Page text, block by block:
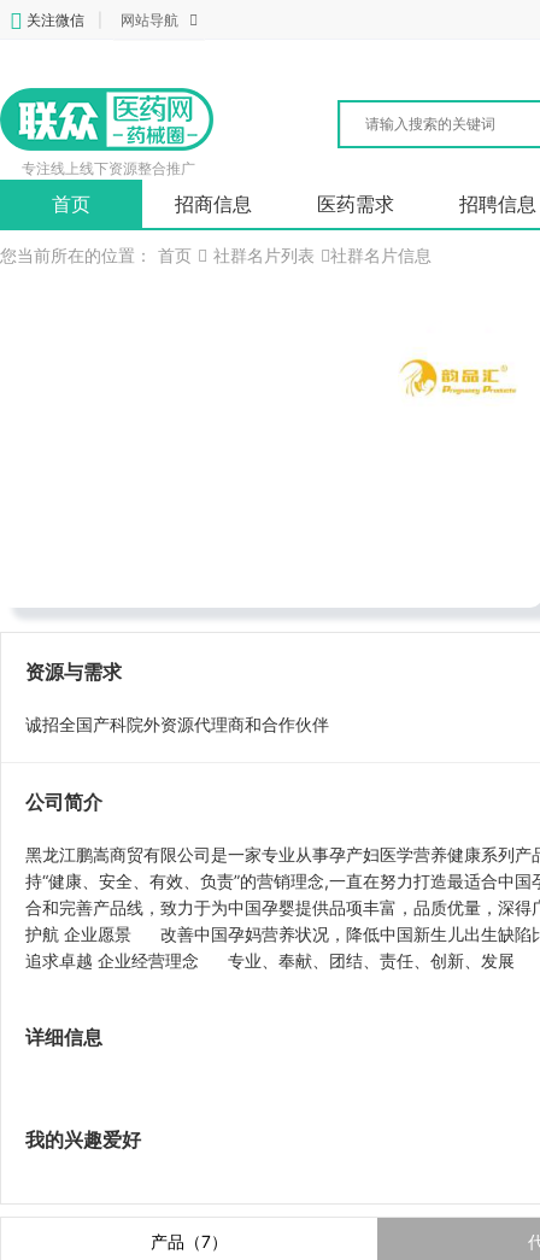
关注微信 网站导航
专注线上线下资源整合推广
首页 招商信息 医药需求 招聘信息
您当前所在的位置： 首页 社群名片列表 社群名片信息
资源与需求
诚招全国产科院外资源代理商和合作伙伴
公司简介
黑龙江鹏嵩商贸有限公司是一家专业从事孕产妇医学营养健康系列
持“健康、安全、有效、负责”的营销理念,一直在努力打造最适合
合和完善产品线，致力于为中国孕婴提供品项丰富，品质优量，
护航 企业愿景 改善中国孕妈营养状况，降低中国新生儿出生缺
追求卓越 企业经营理念 专业、奉献、团结、责任、创新、发展
详细信息
我的兴趣爱好
产品（7）